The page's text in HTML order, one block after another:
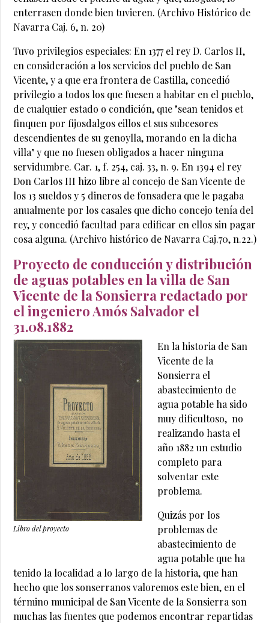
enterrasen donde bien tuvieren. (Archivo Histórico de
Navarra Caj. 6, n. 20)
Tuvo privilegios especiales: En 1377 el rey D. Carlos II,
en consideración a los servicios del pueblo de San
Vicente, y a que era frontera de Castilla, concedió
privilegio a todos los que fuesen a habitar en el pueblo,
de cualquier estado o condición, que "sean tenidos et
finquen por fijosdalgos eillos et sus subcesores
descendientes de su genoylla, morando en la dicha
villa" y que no fuesen obligados a hacer ninguna
servidumbre. Car. 1, f. 254, caj. 33, n. 9. En 1394 el rey
Don Carlos III hizo libre al concejo de San Vicente de
los 13 sueldos y 5 dineros de fonsadera que le pagaba
anualmente por los casales que dicho concejo tenía del
rey, y concedió facultad para edificar en ellos sin pagar
cosa alguna. (Archivo histórico de Navarra Caj.70, n.22.)
Proyecto de conducción y distribución
de aguas potables en la villa de San
Vicente de la Sonsierra redactado por
el ingeniero Amós Salvador el
31.08.1882
Libro del proyecto
En la historia de San
Vicente de la
Sonsierra el
abastecimiento de
agua potable ha sido
muy dificultoso, no
realizando hasta el
año 1882 un estudio
completo para
solventar este
problema.
Quizás por los
problemas de
abastecimiento de
agua potable que ha
tenido la localidad a lo largo de la historia, que han
hecho que los sonserranos valoremos este bien, en el
término municipal de San Vicente de la Sonsierra son
muchas las fuentes que podemos encontrar repartidas